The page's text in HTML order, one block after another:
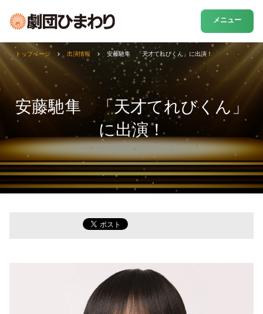
メニュー
安藤馳隼 「天才てれびくん」
に出演！
トップページ 出演情報 安藤馳隼 「天才てれびくん」に出演！